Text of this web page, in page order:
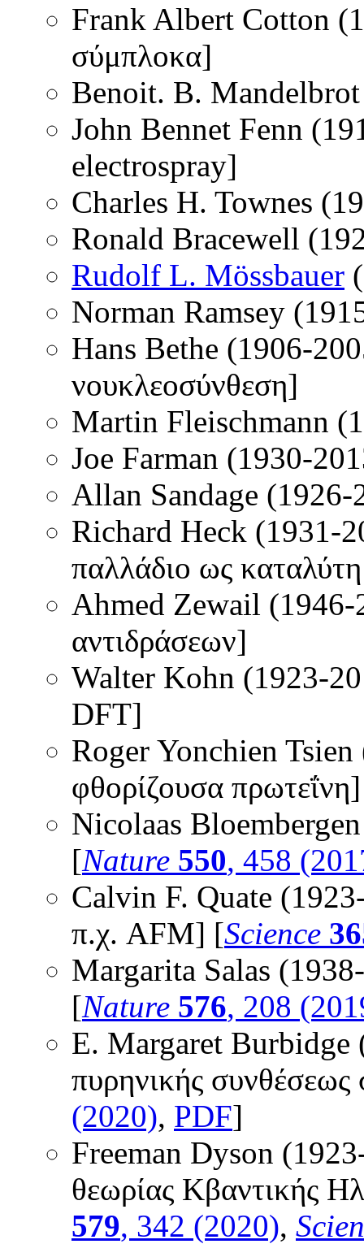
Frank Albert Cotton
σύμπλοκα]
Benoit. B.
John Bennet Fenn
electrospray]
Charles H. Townes
Ronald Bracewell
Rudolf L. Mössbauer
Norman Ramsey
Hans Bethe (1906-
νουκλεοσύνθεση]
Martin Fleischmann
Joe Farman (1930-
Allan Sandage
Richard Heck (1931-
παλλάδιο ως
Ahmed Zewail (1946-
αντιδράσεων]
Walter Kohn (1923-
DFT]
Roger Yonchien
φθορίζουσα πρωτεΐνη]
Nicolaas
[Nature 550, 458
Calvin F. Quate
π.χ. AFM] [Science
Margarita Salas
[Nature 576, 208
E. Margaret Burbidge
πυρηνικής
(2020), PDF]
Freeman Dyson
θεωρίας Κβαντικής
579, 342 (2020),